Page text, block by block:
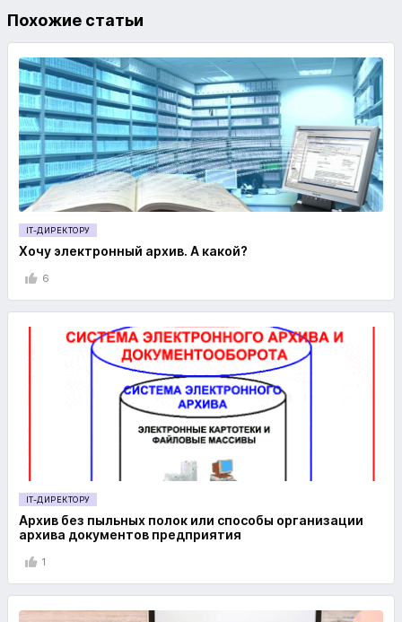
Похожие статьи
IT-ДИРЕКТОРУ
Хочу электронный архив. А какой?
6
IT-ДИРЕКТОРУ
Архив без пыльных полок или способы организации
архива документов предприятия
1